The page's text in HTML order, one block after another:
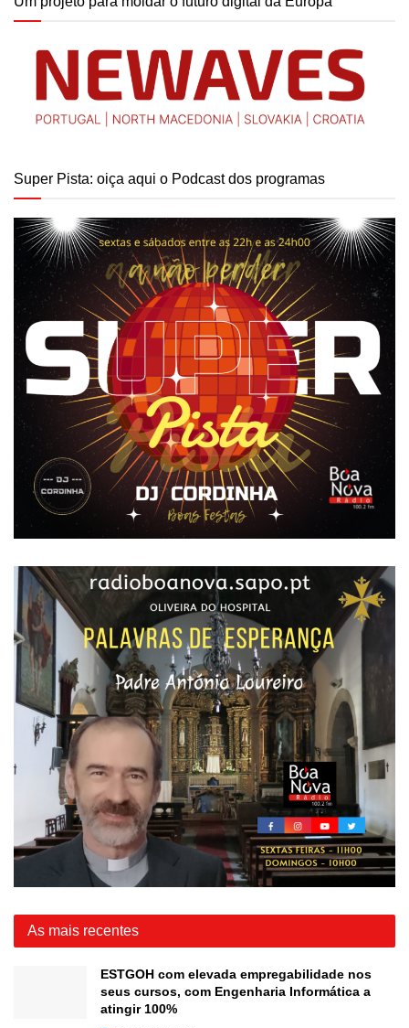
Super Pista: oiça aqui o Podcast dos programas
As mais recentes
ESTGOH com elevada empregabilidade nos
seus cursos, com Engenharia Informática a
atingir 100%